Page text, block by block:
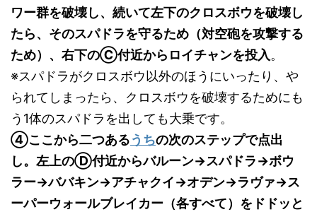
ワー群を破壊し、続いて左下のクロスボウを破壊し
たら、そのスパドラを守るため（対空砲を攻撃する
ため）、右下のⒸ付近からロイチャンを投入。
※スパドラがクロスボウ以外のほうにいったり、や
られてしまったら、クロスボウを破壊するためにも
う1体のスパドラを出しても大乗です。
④ここから二つあるうちの次のステップで点出
し。左上のⒹ付近からバルーン→スパドラ→ボウ
ラー→ババキン→アチャクイ→オデン→ラヴァ→ス
ーパーウォールブレイカー（各すべて）をドドッと